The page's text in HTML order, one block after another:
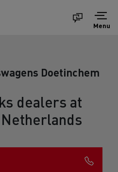
Menu
Doetinchem
dealers at